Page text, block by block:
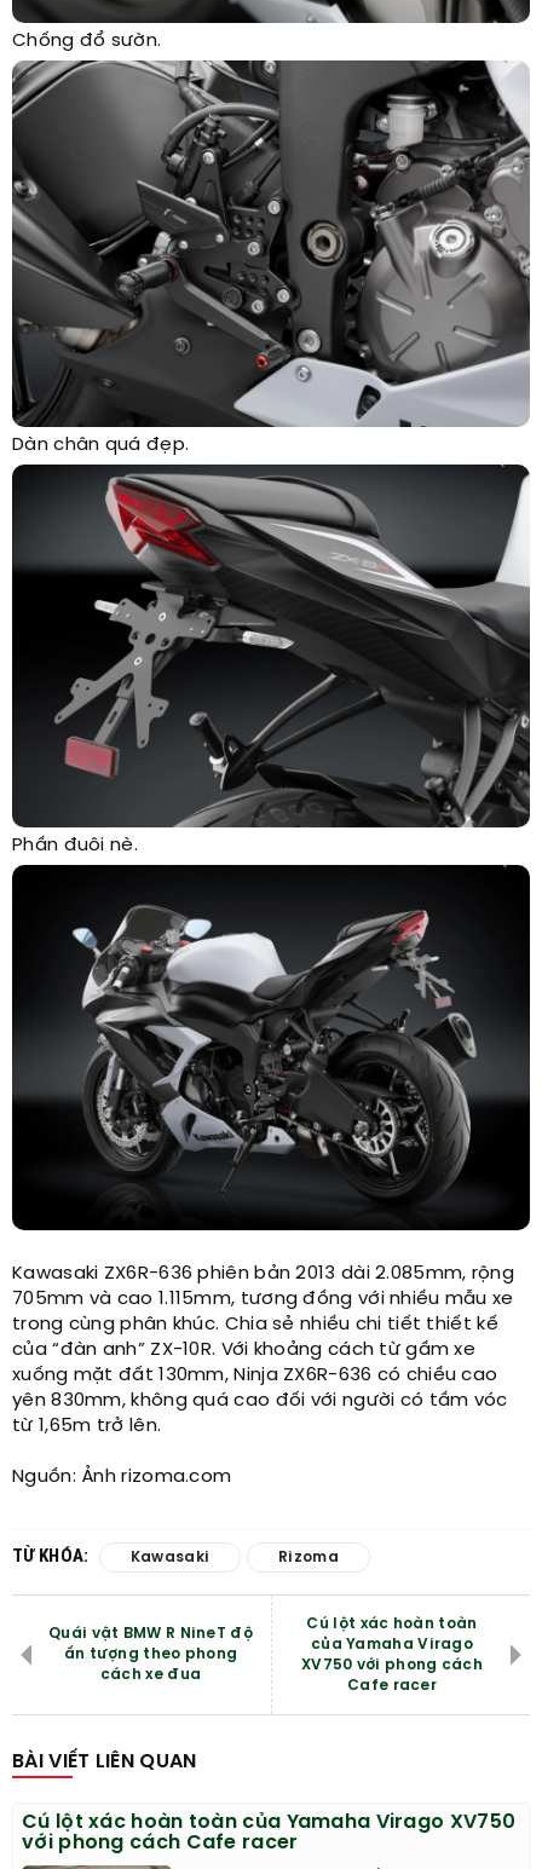
Chống đổ sườn.
Dàn chân quá đẹp.
Phần đuôi nè.
Kawasaki ZX6R-636 phiên bản 2013 dài 2.085mm, rộng
705mm và cao 1.115mm, tương đồng với nhiều mẫu xe
trong cùng phân khúc. Chia sẻ nhiều chi tiết thiết kế
của “đàn anh” ZX-10R. Với khoảng cách từ gầm xe
xuống mặt đất 130mm, Ninja ZX6R-636 có chiều cao
yên 830mm, không quá cao đối với người có tầm vóc
từ 1,65m trở lên.
Nguồn: Ảnh rizoma.com​
TỪ KHÓA: Kawasaki Rizoma
Quái vật BMW R NineT độ
ấn tượng theo phong
cách xe đua
Cú lột xác hoàn toàn
của Yamaha Virago
XV750 với phong cách
Cafe racer
BÀI VIẾT LIÊN QUAN
Cú lột xác hoàn toàn của Yamaha Virago XV750
với phong cách Cafe racer